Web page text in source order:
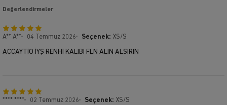
Değerlendirmeler
A** A** 04 Temmuz 2026 Seçenek: XS/S
ACCAYTİO İYŞ RENHİ KALIBI FLN ALIN ALSIRIN
**** **** 02 Temmuz 2026 Seçenek: XS/S